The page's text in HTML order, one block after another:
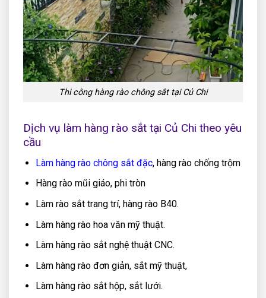
Thi công hàng rào chông sắt tại Củ Chi
Dịch vụ làm hàng rào sắt tại Củ Chi theo yêu
cầu
Làm hàng rào chông sắt đặc, hàng rào chống trộm
Hàng rào mũi giáo, phi tròn
Làm rào sắt trang trí, hàng rào B40.
Làm hàng rào hoa văn mỹ thuật.
Làm hàng rào sắt nghệ thuật CNC.
Làm hàng rào đơn giản, sắt mỹ thuật,
Làm hàng rào sắt hộp, sắt lưới.